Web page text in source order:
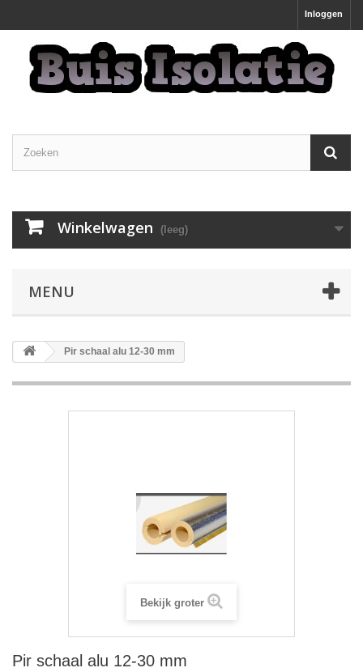
Inloggen
Winkelwagen (leeg)
MENU
Pir schaal alu 12-30 mm
Bekijk groter
Pir schaal alu 12-30 mm